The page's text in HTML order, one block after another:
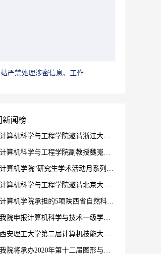
严禁处理涉密信息、工作...
新闻榜
计算机科学与工程学院邀请浙江大学CAD&CG国家重点实验室主任鲍虎军教授举行学术报告
计算机科学与工程学院副教授魏嵬在顶级期刊IEEE ITS上发表学术论文
计算机学院“研究生学术活动月系列报告”之清华大学朱军副教授学术报告会成功举行
计算机科学与工程学院邀请北京大学信息学院汪国平教授举行学术报告
计算机学院承担的5项陕西省自然科学基金项目和2项陕西省教育厅产业化项目顺利结题
我院申报计算机科学与技术一级学科博士学位授权点成功
西安理工大学第二届计算机技能大赛成功举办
我院将承办2020年第十二届图形与图像处理国际会议